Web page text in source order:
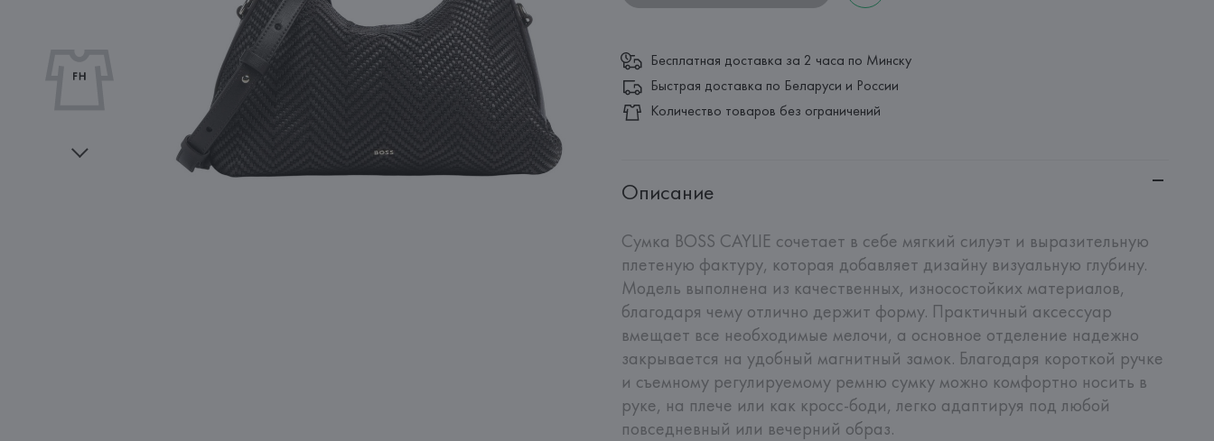
Бесплатная доставка за 2 часа по Минску
Быстрая доставка по Беларуси и России
Количество товаров без ограничений
Описание
Сумка BOSS CAYLIE сочетает в себе мягкий силуэт и выразительную
плетеную фактуру, которая добавляет дизайну визуальную глубину.
Модель выполнена из качественных, износостойких материалов,
благодаря чему отлично держит форму. Практичный аксессуар
вмещает все необходимые мелочи, а основное отделение надежно
закрывается на удобный магнитный замок. Благодаря короткой ручке
и съемному регулируемому ремню сумку можно комфортно носить в
руке, на плече или как кросс-боди, легко адаптируя под любой
повседневный или вечерний образ.